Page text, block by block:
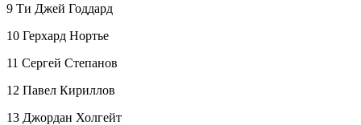
9 Ти Джей Годдард
10 Герхард Нортье
11 Сергей Степанов
12 Павел Кириллов
13 Джордан Холгейт